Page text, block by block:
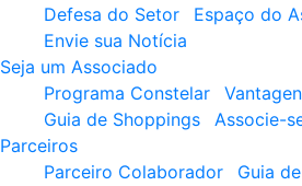
Defesa do Setor
Espaço do
Envie sua Notícia
Seja um Associado
Programa Constelar
Guia de Shoppings
Associe-
Parceiros
Parceiro Colaborador
Guia